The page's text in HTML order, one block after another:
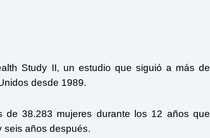
Study II, un estudio que siguió a más de
desde 1989.
de 38.283 mujeres durante los 12 años que
años después.